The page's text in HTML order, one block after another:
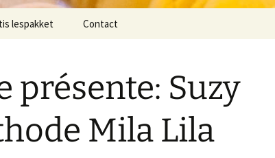
lespakket
Bonjour!
2: Je me présente!
Contact
présente: Suzy
Mila Lila